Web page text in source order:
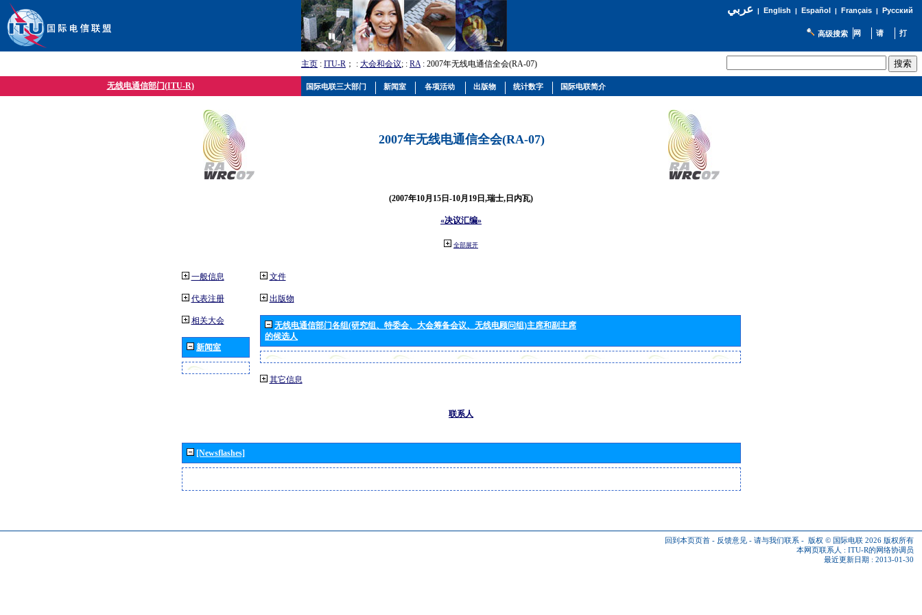
عربي| English | Español | Français| Русский
高级搜索
主页 : ITU-R ； : 大会和会议; : RA: 2007年无线电通信全会(RA-07)
无线电通信部门(ITU-R)
2007年无线电通信全会(RA-07)
(2007年10月15日-10月19日,瑞士,日内瓦)
«决议汇编»
全部展开
一般信息
代表注册
相关大会
新闻室
文件
出版物
无线电通信部门各组(研究组、特委会、大会筹备会议、无线电顾问组)主席和副主席
的候选人
其它信息
联系人
[Newsflashes]
回到本页页首 - 反馈意见 - 请与我们联系 - 版权 © 国际电联 2026 版权所有
本网页联系人 : ITU-R的网络协调员
最近更新日期 : 2013-01-30
国际电联三大部门 新闻室 各项活动 出版物 统计数字 国际电联简介